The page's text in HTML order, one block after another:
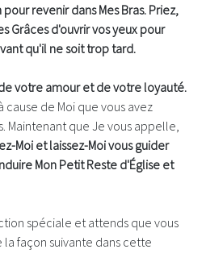
revenir dans Mes Bras. Priez,
Grâces d'ouvrir vos yeux pour
qu'il ne soit trop tard.
votre amour et de votre loyauté.
de Moi que vous avez
Maintenant que Je vous appelle,
Moi et laissez-Moi vous guider
Mon Petit Reste d'Église et
spéciale et attends que vous
façon suivante dans cette